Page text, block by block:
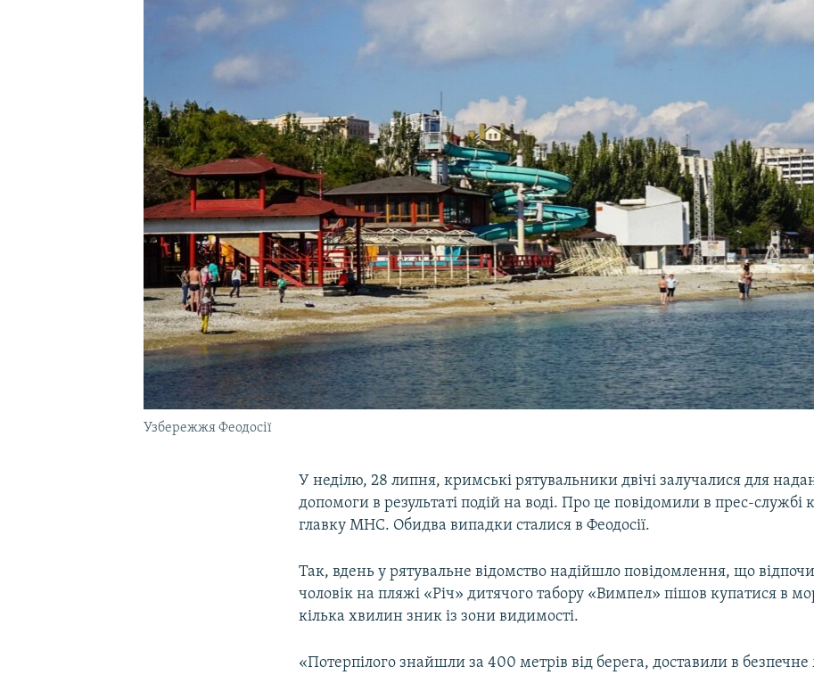
Узбережжя Феодосії
У неділю, 28 липня, кримські рятувальники двічі залучалися для
допомоги в результаті подій на воді. Про це повідомили в прес-службі
главку МНС. Обидва випадки сталися в Феодосії.
Так, вдень у рятувальне відомство надійшло повідомлення, що
чоловік на пляжі «Річ» дитячого табору «Вимпел» пішов купатися в
кілька хвилин зник із зони видимості.
«Потерпілого знайшли за 400 метрів від берега, доставили в безпечне